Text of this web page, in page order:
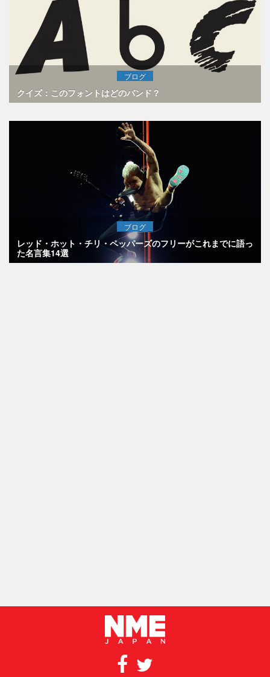
ブログ
クイズ：このフォントはどのバンド？
ブログ
レッド・ホット・チリ・ペッパーズのフリーがこれまでに語っ
た名言集14選